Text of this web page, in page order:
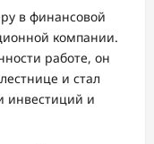
в финансовой
компании.
работе, он
и стал
инвестиций и